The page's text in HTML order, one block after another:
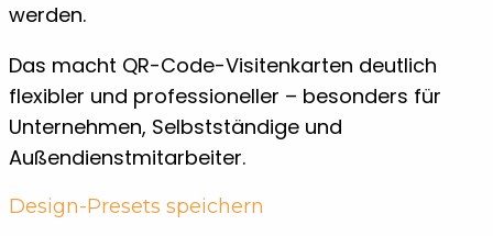
werden.
Das macht QR-Code-Visitenkarten deutlich
flexibler und professioneller – besonders für
Unternehmen, Selbstständige und
Außendienstmitarbeiter.
Design-Presets speichern